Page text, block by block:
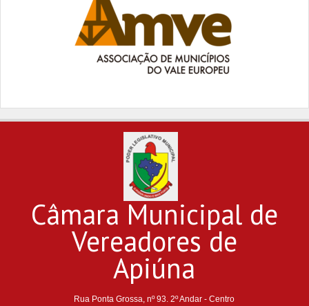
Câmara Municipal de
Vereadores de
Apiúna
Rua Ponta Grossa, nº 93. 2º Andar - Centro